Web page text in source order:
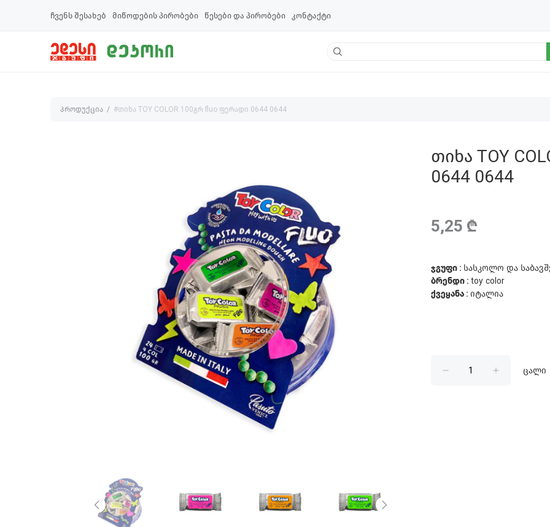
ჩვენს შესახებ მიწოდების პირობები წესები და პირობები კონტაქტი
პროდუქცია #თიხა TOY COLOR 100გრ fluo ფერადი 0644 0644
თიხა TOY
0644 0644
5,25 ₾
ჯგუფი : სასკოლო და
ბრენდი : toy color
ქვეყანა : იტალია
ცალი